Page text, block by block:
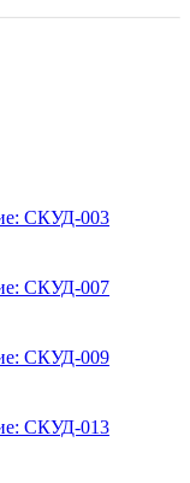
СКУД-003
СКУД-007
СКУД-009
СКУД-013